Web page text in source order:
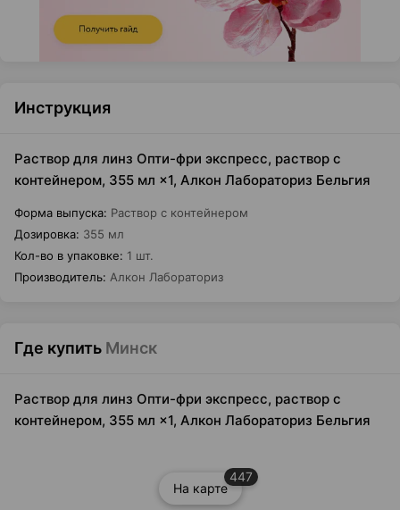
Инструкция
Раствор для линз Опти-фри экспресс, раствор с
контейнером, 355 мл ×1, Алкон Лабораториз Бельгия
Форма выпуска: Раствор с контейнером
Дозировка: 355 мл
Кол-во в упаковке: 1 шт.
Производитель: Алкон Лабораториз
Где купить Минск
Раствор для линз Опти-фри экспресс, раствор с
контейнером, 355 мл ×1, Алкон Лабораториз Бельгия
На карте
447